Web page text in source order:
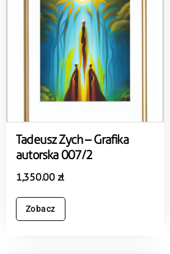
Tadeusz Zych – Grafika
autorska 007/2
1,350.00 zł
Zobacz